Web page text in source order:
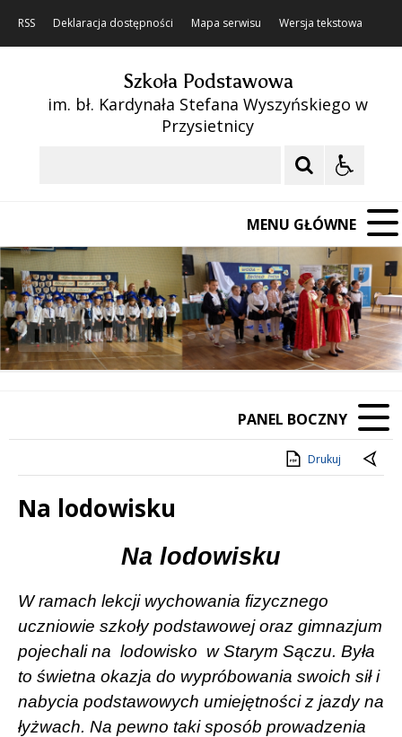
RSS Deklaracja dostępności Mapa serwisu Wersja tekstowa
Szkoła Podstawowa
im. bł. Kardynała Stefana Wyszyńskiego w
Przysietnicy
MENU GŁÓWNE
Poprzedni Element
Następny Element
❚❚
PANEL BOCZNY
Drukuj
Na lodowisku
Na lodowisku
W ramach lekcji wychowania fizycznego
uczniowie szkoły podstawowej oraz gimnazjum
pojechali na lodowisko w Starym Sączu. Była
to świetna okazja do wypróbowania swoich sił i
nabycia podstawowych umiejętności z jazdy na
łyżwach. Na pewno taki sposób prowadzenia